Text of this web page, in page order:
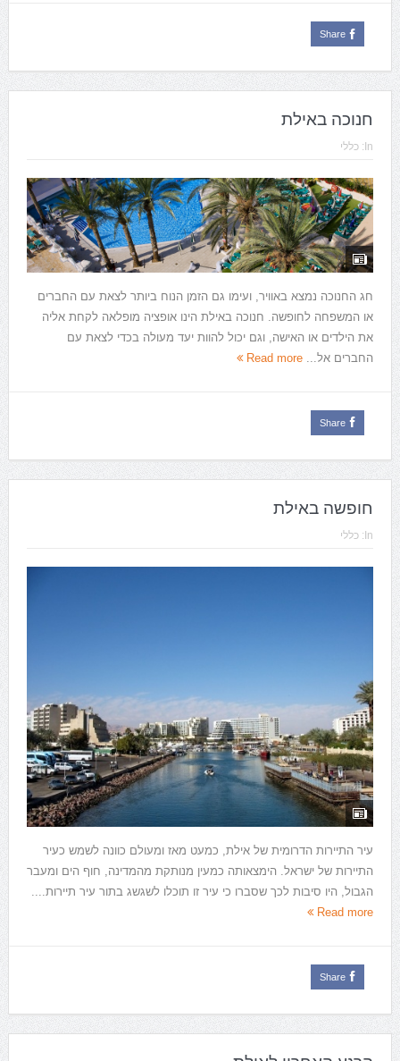
Share
חנוכה באילת
In: כללי
חג החנוכה נמצא באוויר, ועימו גם הזמן הנוח ביותר לצאת עם החברים
או המשפחה לחופשה. חנוכה באילת הינו אופציה מופלאה לקחת אליה
את הילדים או האישה, וגם יכול להוות יעד מעולה בכדי לצאת עם
החברים אל... Read more
Share
חופשה באילת
In: כללי
עיר התיירות הדרומית של אילת, כמעט מאז ומעולם כוונה לשמש כעיר
התיירות של ישראל. הימצאותה כמעין מנותקת מהמדינה, חוף הים ומעבר
הגבול, היו סיבות לכך שסברו כי עיר זו תוכלו לשגשג בתור עיר תיירות....
Read more
Share